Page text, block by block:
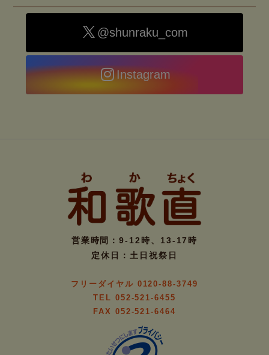
@shunraku_com
Instagram
営業時間：9-12時、13-17時
定休日：土日祝祭日
フリーダイヤル 0120-88-3749
TEL 052-521-6455
FAX 052-521-6464